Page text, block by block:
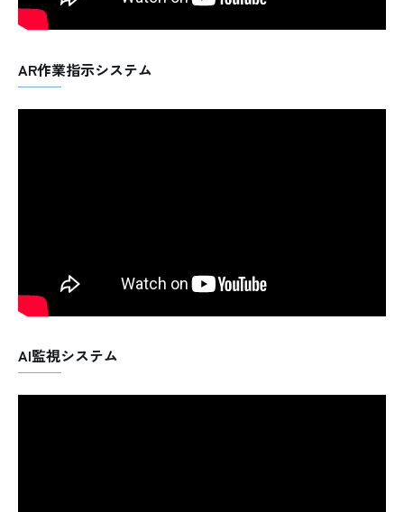
AR作業指示システム
AI監視システム